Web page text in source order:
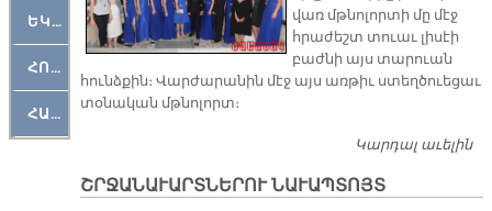
ԵԿԵՂԵՑԱԿԱՆ
ՀՈԳԵՄՏԱՒՈՐ
ՀԱՐԹԱԿ
վառ մթնո­լոր­տի մը մէջ
հրա­ժեշտ տուաւ լի­սէի
բաժ­նի այս տա­րուան
հունձ­քին։ Վար­ժա­րա­նին մէջ այս առ­թիւ ստեղ­ծուե­ցաւ
տօ­նա­կան մթնո­լորտ։
Կարդալ աւելին
ՇՐՋԱՆԱՒԱՐՏՆԵՐՈՒ ՆԱՒԱՊՏՈՅՏ